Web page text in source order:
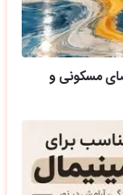
مسکونی و